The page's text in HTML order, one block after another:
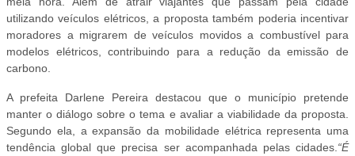
utilizando veículos elétricos, a proposta também poderia incentivar
moradores a migrarem de veículos movidos a combustível para
modelos elétricos, contribuindo para a redução da emissão de
carbono.
A prefeita Darlene Pereira destacou que o município pretende
manter o diálogo sobre o tema e avaliar a viabilidade da proposta.
Segundo ela, a expansão da mobilidade elétrica representa uma
tendência global que precisa ser acompanhada pelas cidades. “É